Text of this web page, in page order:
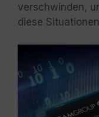
verschwinden,
diese